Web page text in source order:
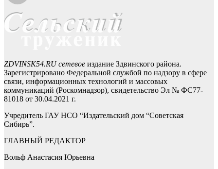
ZDVINSK54.RU сетевое издание Здвинского района.
Зарегистрировано Федеральной службой по надзору в сфере
связи, информационных технологий и массовых
коммуникаций (Роскомнадзор), свидетельство Эл № ФС77-
81018 от 30.04.2021 г.
Учредитель ГАУ НСО “Издательский дом “Советская
Сибирь”.
ГЛАВНЫЙ РЕДАКТОР
Вольф Анастасия Юрьевна